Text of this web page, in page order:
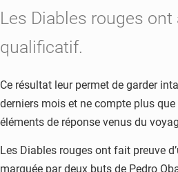
Les Diables rouges
qualificatif.
Ce résultat leur permet de garder
derniers mois et ne compte plus
éléments de réponse venus du
Les Diables rouges ont fait preuve
marquée par deux buts de Pedro